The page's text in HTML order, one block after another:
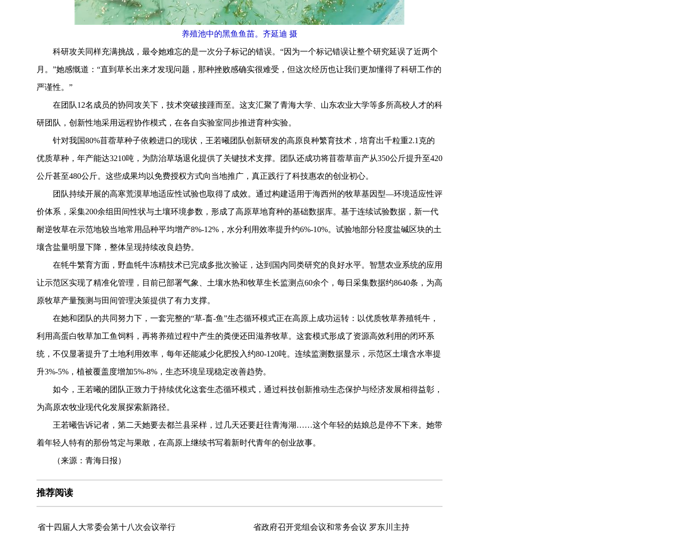
养殖池中的黑鱼鱼苗。齐延迪 摄
科研攻关同样充满挑战，最令她难忘的是一次分子标记的错误。“因为一个标记错误让整个研究延误了近两个
月。”她感慨道：“直到草长出来才发现问题，那种挫败感确实很难受，但这次经历也让我们更加懂得了科研工作的
严谨性。”
在团队12名成员的协同攻关下，技术突破接踵而至。这支汇聚了青海大学、山东农业大学等多所高校人才的科
研团队，创新性地采用远程协作模式，在各自实验室同步推进育种实验。
针对我国80%苜蓿草种子依赖进口的现状，王若曦团队创新研发的高原良种繁育技术，培育出千粒重2.1克的
优质草种，年产能达3210吨，为防治草场退化提供了关键技术支撑。团队还成功将苜蓿草亩产从350公斤提升至420
公斤甚至480公斤。这些成果均以免费授权方式向当地推广，真正践行了科技惠农的创业初心。
团队持续开展的高寒荒漠草地适应性试验也取得了成效。通过构建适用于海西州的牧草基因型—环境适应性评
价体系，采集200余组田间性状与土壤环境参数，形成了高原草地育种的基础数据库。基于连续试验数据，新一代
耐逆牧草在示范地较当地常用品种平均增产8%-12%，水分利用效率提升约6%-10%。试验地部分轻度盐碱区块的土
壤含盐量明显下降，整体呈现持续改良趋势。
在牦牛繁育方面，野血牦牛冻精技术已完成多批次验证，达到国内同类研究的良好水平。智慧农业系统的应用
让示范区实现了精准化管理，目前已部署气象、土壤水热和牧草生长监测点60余个，每日采集数据约8640条，为高
原牧草产量预测与田间管理决策提供了有力支撑。
在她和团队的共同努力下，一套完整的“草-畜-鱼”生态循环模式正在高原上成功运转：以优质牧草养殖牦牛，
利用高蛋白牧草加工鱼饲料，再将养殖过程中产生的粪便还田滋养牧草。这套模式形成了资源高效利用的闭环系
统，不仅显著提升了土地利用效率，每年还能减少化肥投入约80-120吨。连续监测数据显示，示范区土壤含水率提
升3%-5%，植被覆盖度增加5%-8%，生态环境呈现稳定改善趋势。
如今，王若曦的团队正致力于持续优化这套生态循环模式，通过科技创新推动生态保护与经济发展相得益彰，
为高原农牧业现代化发展探索新路径。
王若曦告诉记者，第二天她要去都兰县采样，过几天还要赶往青海湖……这个年轻的姑娘总是停不下来。她带
着年轻人特有的那份笃定与果敢，在高原上继续书写着新时代青年的创业故事。
（来源：青海日报）
推荐阅读
省十四届人大常委会第十八次会议举行 省政府召开党组会议和常务会议 罗东川主持